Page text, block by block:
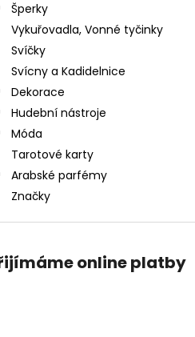
Šperky
Vykuřovadla, Vonné tyčinky
Svíčky
Svícny a Kadidelnice
Dekorace
Hudební nástroje
Móda
Tarotové karty
Arabské parfémy
Značky
online platby
SRDCE
695 Kč